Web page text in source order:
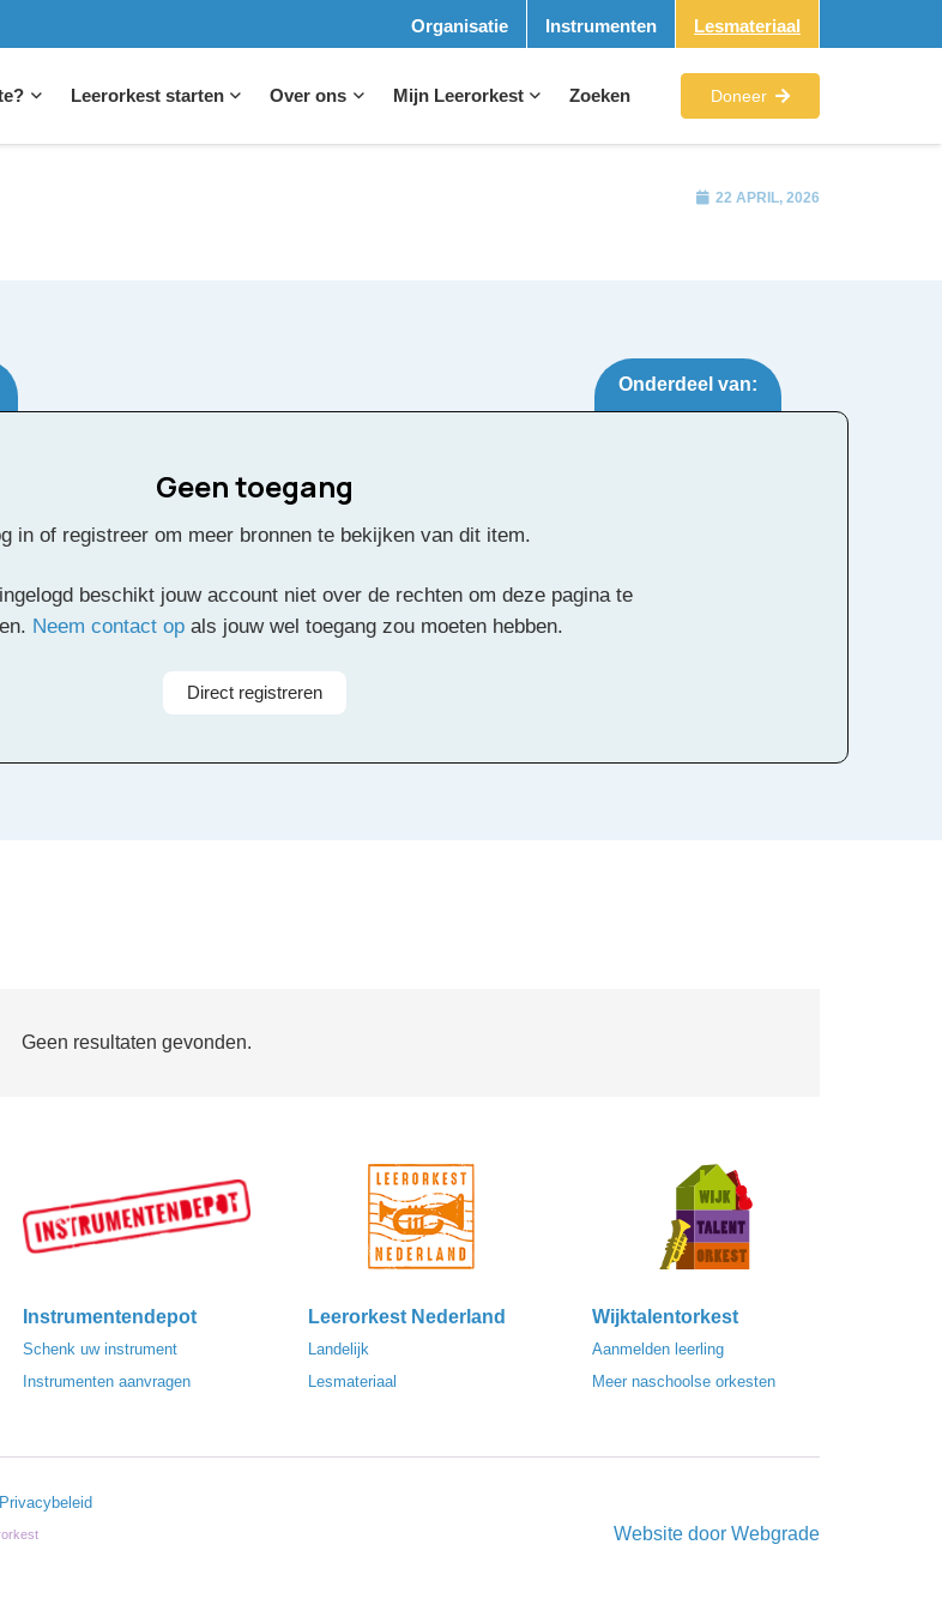
Organisatie Instrumenten Lesmateriaal
Leerorkest starten Over ons Mijn Leerorkest Zoeken Doneer
22 APRIL, 2026
Onderdeel van:
Geen toegang
in of registreer om meer bronnen te bekijken van dit item.
beschikt jouw account niet over de rechten om deze pagina te
Neem contact op als jouw wel toegang zou moeten hebben.
Direct registreren
Geen resultaten gevonden.
Instrumentendepot
Schenk uw instrument
Instrumenten aanvragen
Leerorkest Nederland
Landelijk
Lesmateriaal
Wijktalentorkest
Aanmelden leerling
Meer naschoolse orkesten
Privacybeleid
Website door Webgrade